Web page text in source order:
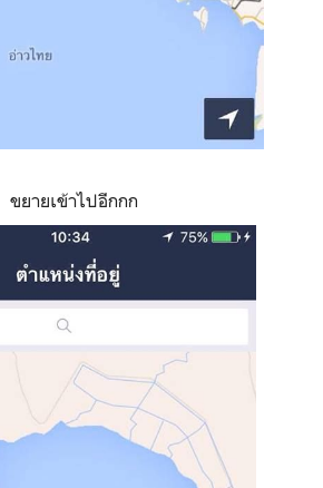
ขยายเข้าไปอีกกก